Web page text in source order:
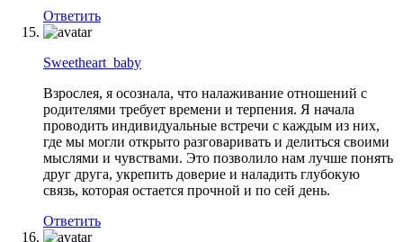
Ответить
Sweetheart_baby
Взрослея, я осознала, что налаживание отношений с
родителями требует времени и терпения. Я начала
проводить индивидуальные встречи с каждым из них,
где мы могли открыто разговаривать и делиться своими
мыслями и чувствами. Это позволило нам лучше понять
друг друга, укрепить доверие и наладить глубокую
связь, которая остается прочной и по сей день.
Ответить